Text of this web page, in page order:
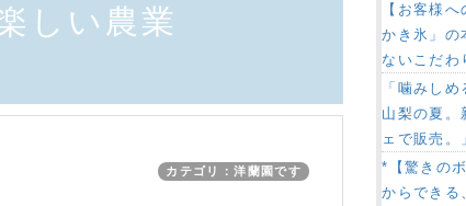
しい農業
カテゴリ：洋蘭園です
【お客様
かき氷」の
ないこだわ
「噛みし
山梨の夏。
ェで販売。
*【驚きの
からできる